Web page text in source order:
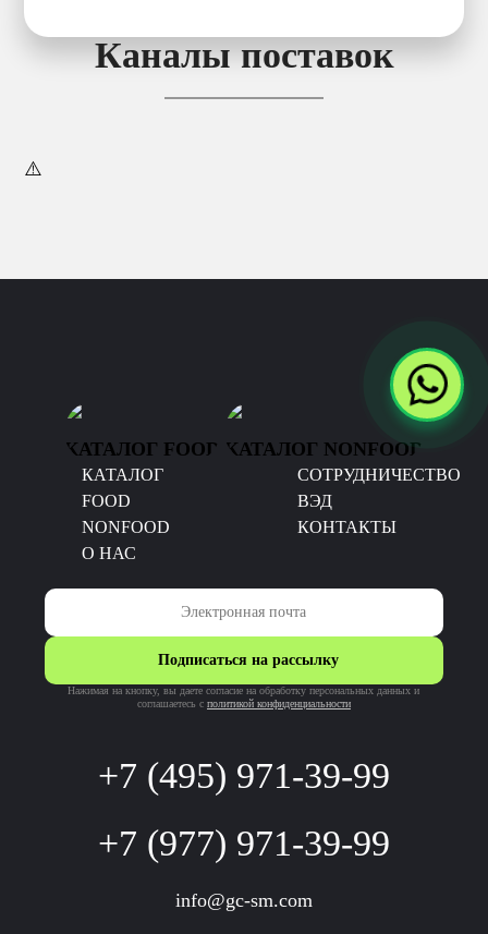
Каналы поставок
КАТАЛОГ FOOD КАТАЛОГ NONFOOD
КАТАЛОГ
CОТРУДНИЧЕСТВО
FOOD
ВЭД
NONFOOD
КОНТАКТЫ
О НАС
+7 (495) 971-39-99
+7 (977) 971-39-99
info@gc-sm.com
Подписаться на рассылку
Нажимая на кнопку, вы даете согласие на обработку персональных данных и
соглашаетесь c политикой конфиденциальности